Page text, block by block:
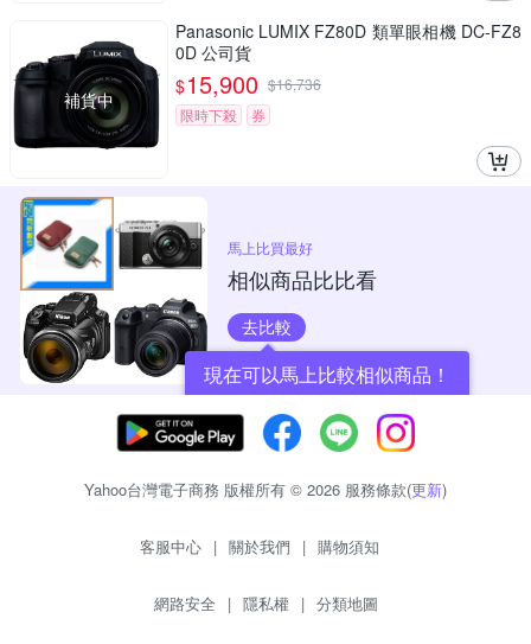
補貨中
Panasonic LUMIX FZ80D 類單眼相機 DC-FZ8
0D 公司貨
$15,900 $16,736
限時下殺
券
馬上比買最好
相似商品比比看
去比較
現在可以馬上比較相似商品！
Yahoo台灣電子商務 版權所有 © 2026 服務條款(更新)
客服中心 | 關於我們 | 購物須知
網路安全 | 隱私權 | 分類地圖